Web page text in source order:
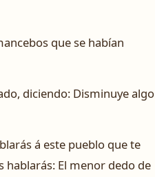
que se habían
diciendo: Disminuye algo
á este pueblo que te
hablarás: El menor dedo de